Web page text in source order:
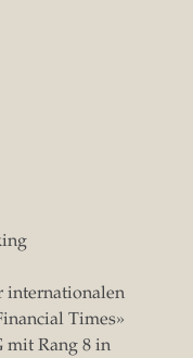
internationalen
Times»
mit Rang 8 in